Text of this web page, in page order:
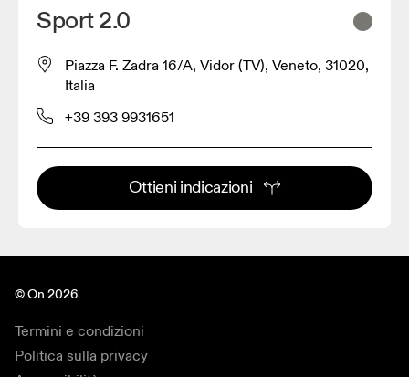
Sport 2.0
Piazza F. Zadra 16/A, Vidor (TV), Veneto, 31020,
Italia
+39 393 9931651
Ottieni indicazioni
© On 2026
Termini e condizioni
Politica sulla privacy